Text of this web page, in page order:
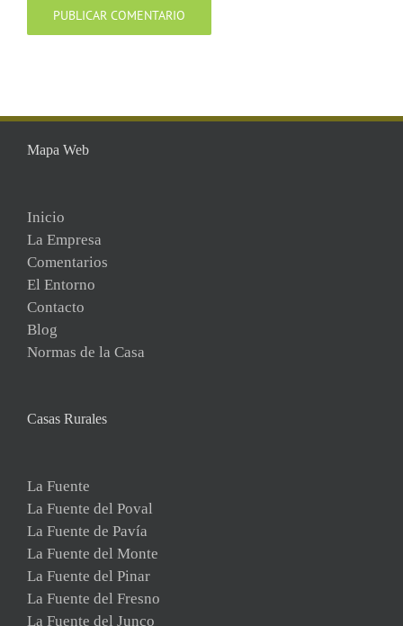
Mapa Web
Inicio
La Empresa
Comentarios
El Entorno
Contacto
Blog
Normas de la Casa
Casas Rurales
La Fuente
La Fuente del Poval
La Fuente de Pavía
La Fuente del Monte
La Fuente del Pinar
La Fuente del Fresno
La Fuente del Junco